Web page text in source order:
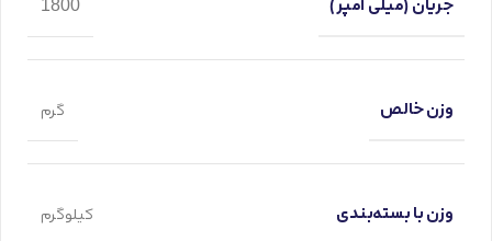
جریان (میلی آمپر) 1800
وزن خالص گرم
وزن با بسته‌بندی کیلوگرم